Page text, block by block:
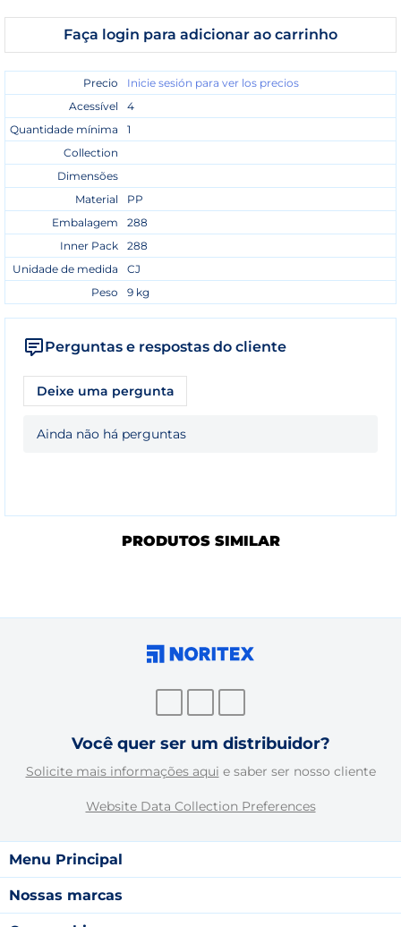
Faça login para adicionar ao carrinho
Precio
Inicie sesión para ver los precios
Acessível
4
Quantidade mínima
1
Collection
Dimensões
Material
PP
Embalagem
288
Inner Pack
288
Unidade de medida
CJ
Peso
9 kg
Perguntas e respostas do cliente
Deixe uma pergunta
Ainda não há perguntas
PRODUTOS SIMILAR
Você quer ser um distribuidor?
Solicite mais informações aqui e saber ser nosso cliente
Website Data Collection Preferences
Menu Principal
Nossas marcas